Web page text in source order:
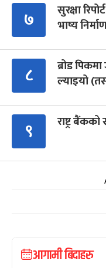
७
सुरक्षा
भाष्य
८
ब्रोड
ल्याइयो
९ राष्ट्र
आगामी बिदाहरु